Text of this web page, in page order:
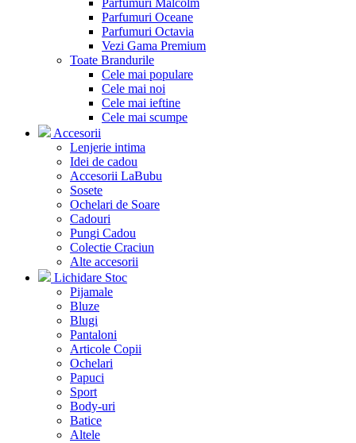
Parfumuri Oceane
Parfumuri Octavia
Vezi Gama Premium
Toate Brandurile
Cele mai populare
Cele mai noi
Cele mai ieftine
Cele mai scumpe
Accesorii
Lenjerie intima
Idei de cadou
Accesorii LaBubu
Sosete
Ochelari de Soare
Cadouri
Pungi Cadou
Colectie Craciun
Alte accesorii
Lichidare Stoc
Pijamale
Bluze
Blugi
Pantaloni
Articole Copii
Ochelari
Papuci
Sport
Body-uri
Batice
Altele